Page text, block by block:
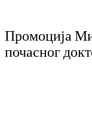
Промоција
почасног